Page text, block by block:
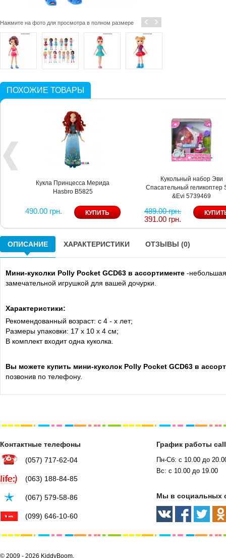
Нажмите на фото для просмотра в полном размере ‹ ›
ПОХОЖИЕ ТОВАРЫ
Кукла Принцесса Мерида
Hasbro B5825
490.00 грн.
Кукольный набор Эви
Спасательный геликоптер
&Evi 5739469
489.00 грн.
391.00 грн.
ОПИСАНИЕ ХАРАКТЕРИСТИКИ ОТЗЫВЫ (0)
Мини-куколки Polly Pocket GCD63 в ассортименте -
замечательной игрушкой для вашей дочурки.
Характеристики:
Рекомендованный возраст: с 4 - х лет;
Размеры упаковки: 17 х 10 х 4 см;
В комплект входит одна куколка.
Вы можете купить мини-куколок Polly Pocket GCD63 в
позвонив по телефону.
Контактные телефоны
(057) 717-62-04
(063) 188-84-85
(067) 579-58-86
(099) 646-10-60
График работы
Пн-Сб: с 10.00 до
Вс: с 10.00 до 19.00
Мы в социальных
© 2009 - 2026 KiddyBoom.